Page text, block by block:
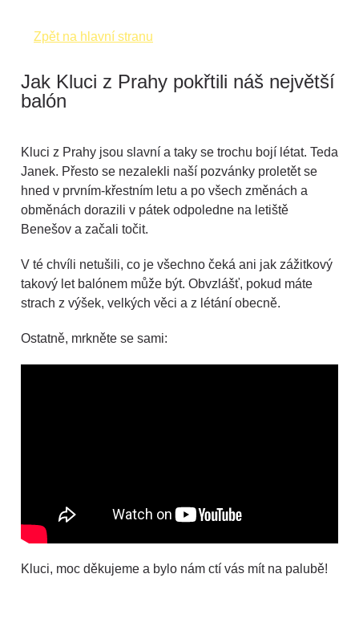
Zpět na hlavní stranu
Jak Kluci z Prahy pokřtili náš největší
balón
Kluci z Prahy jsou slavní a taky se trochu bojí létat. Teda
Janek. Přesto se nezalekli naší pozvánky proletět se
hned v prvním-křestním letu a po všech změnách a
obměnách dorazili v pátek odpoledne na letiště
Benešov a začali točit.
V té chvíli netušili, co je všechno čeká ani jak zážitkový
takový let balónem může být. Obvzlášť, pokud máte
strach z výšek, velkých věci a z létání obecně.
Ostatně, mrkněte se sami:
Kluci, moc děkujeme a bylo nám ctí vás mít na palubě!